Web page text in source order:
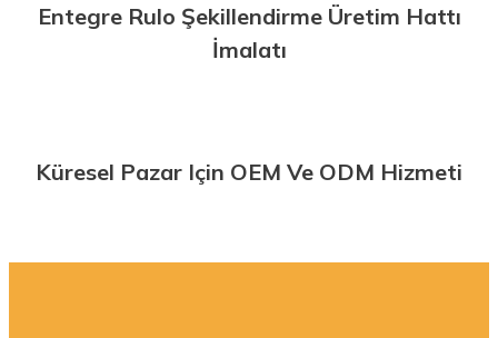
Entegre Rulo Şekillendirme Üretim Hattı
İmalatı
Küresel Pazar Için OEM Ve ODM Hizmeti